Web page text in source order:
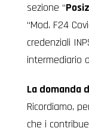
sezione “
“Mod. F24
credenziali
intermediario
La domanda
Ricordiamo,
che i